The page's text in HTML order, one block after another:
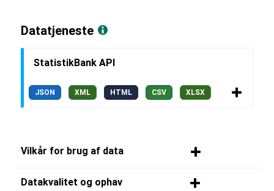
Datatjeneste
StatistikBank API
JSON XML HTML CSV XLSX
Vilkår for brug af data
Datakvalitet og ophav